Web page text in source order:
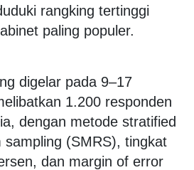
rangking tertinggi
paling populer.
digelar pada 9–17
1.200 responden
dengan metode stratified
sampling (SMRS), tingkat
dan margin of error